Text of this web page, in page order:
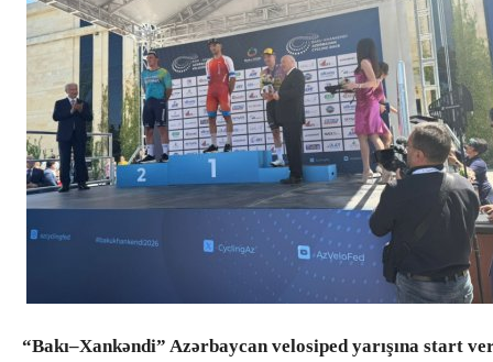
“Bakı–Xankəndi” Azərbaycan velosiped yarışına start